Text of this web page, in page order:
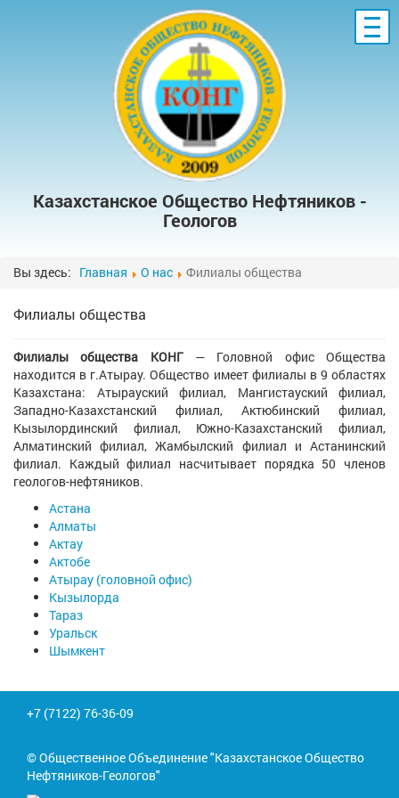
Казахстанское Общество Нефтяников -
Геологов
ГЛАВНАЯ
О НАС
УЧРЕДИТЕЛИ
ЧЛЕНСТВО
ФИЛИАЛЫ ОБЩЕСТВА
КОНФЕРЕНЦИИ
СЕМИНАРЫ
ГАЛЕРЕЯ
СПЕЦИАЛЬНЫЕ ПУБЛИКАЦИИ
Вы здесь: Главная О нас Филиалы общества
Филиалы общества
Филиалы общества КОНГ— Головной офис Общества
находится в г.Атырау. Общество имеет филиалы в 9 областях
Казахстана: Атырауский филиал, Мангистауский филиал,
Западно-Казахстанский филиал, Актюбинский филиал,
Кызылординский филиал, Южно-Казахстанский филиал,
Алматинский филиал, Жамбылский филиал и Астанинский
филиал. Каждый филиал насчитывает порядка 50 членов
геологов-нефтяников.
Астана
Алматы
Актау
Актобе
Атырау (головной офис)
Кызылорда
Тараз
Уральск
Шымкент
+7 (7122) 76-36-09
© Общественное Объединение "Казахстанское Общество
Нефтяников-Геологов"